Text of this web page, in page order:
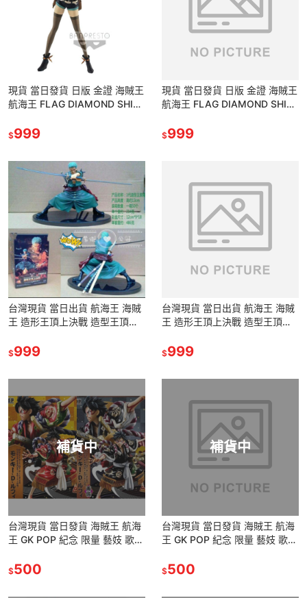
現貨 當日發貨 日版 金證 海賊王
航海王 FLAG DIAMOND SHIP
$999
現貨 當日發貨 日版 金證 海賊王
航海王 FLAG DIAMOND SHIP
$999
台灣現貨 當日出貨 航海王 海賊
王 造形王頂上決戰 造型王頂上
模型 手辦 擺件
$999
台灣現貨 當日出貨 航海王 海賊
王 造形王頂上決戰 造型王頂上
模型 手辦 擺件
$999
補貨中
台灣現貨 當日發貨 海賊王 航海
王 GK POP 紀念 限量 藝妓 歌舞
$500
補貨中
台灣現貨 當日發貨 海賊王 航海
王 GK POP 紀念 限量 藝妓 歌舞
$500